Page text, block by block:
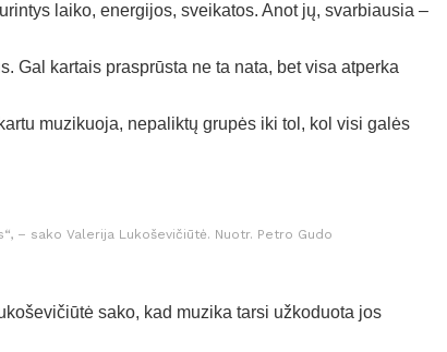
laiko, energijos, sveikatos. Anot jų, svarbiausia –
Gal kartais prasprūsta ne ta nata, bet visa atperka
muzikuoja, nepaliktų grupės iki tol, kol visi galės
– sako Valerija Lukoševičiūtė. Nuotr. Petro Gudo
sako, kad muzika tarsi užkoduota jos